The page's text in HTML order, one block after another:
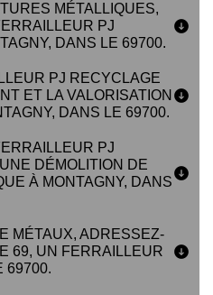
MÉTALLIQUES,
PJ
DANS LE 69700.
PJ RECYCLAGE
ET LA VALORISATION
DANS LE 69700.
PJ
DÉMOLITION DE
À MONTAGNY, DANS
MÉTAUX, ADRESSEZ-
69, UN FERRAILLEUR
69700.